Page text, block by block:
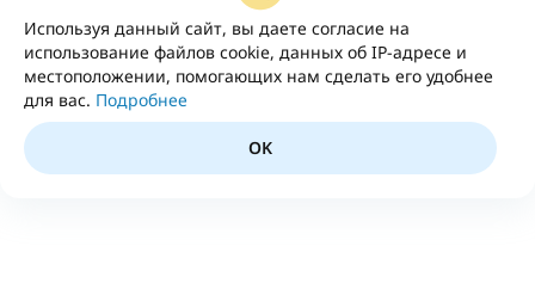
Используя данный сайт, вы даете согласие на
использование файлов cookie, данных об IP-адресе и
местоположении, помогающих нам сделать его удобнее
для вас. Подробнее
OK